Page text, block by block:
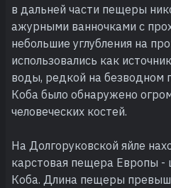
в дальней части пещеры
ажурными ванночками с
небольшие углубления на
использовались как
воды, редкой на безводном
Коба было обнаружено
человеческих костей.
На Долгоруковской яйле
карстовая пещера Европы -
Коба. Длина пещеры